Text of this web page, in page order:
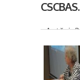
CSCBAS.
Astăzi,